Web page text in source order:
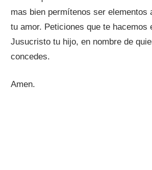
mas bien permítenos ser elementos
tu amor. Peticiones que te hacemos
Jusucristo tu hijo, en nombre de
concedes.
Amen.